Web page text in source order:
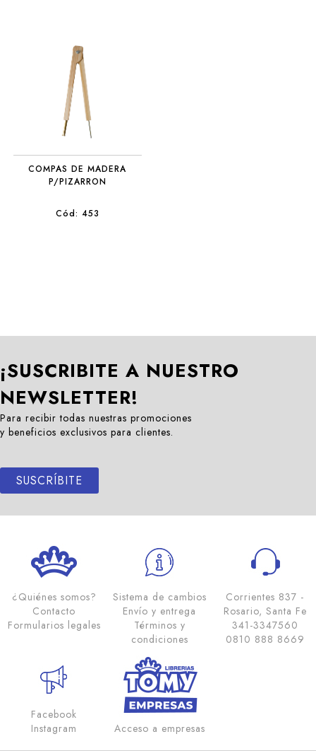
COMPAS DE MADERA
P/PIZARRON
Cód: 453
¡SUSCRIBITE A NUESTRO
NEWSLETTER!
Para recibir todas nuestras promociones
y beneficios exclusivos para clientes.
SUSCRÍBITE
¿Quiénes somos?
Contacto
Formularios legales
Sistema de cambios
Envío y entrega
Términos y
condiciones
Corrientes 837 -
Rosario, Santa Fe
341-3347560
0810 888 8669
Facebook
Instagram
Acceso a empresas